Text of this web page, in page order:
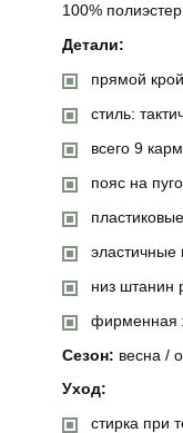
100%
Детали:
прямой крой
стиль:
всего 9
пояс на
эластичные
низ штанин
фирменная
Сезон: весна /
Уход:
стирка при